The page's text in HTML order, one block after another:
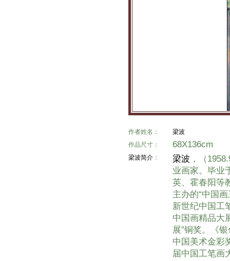
作者姓名：
梁波
作品尺寸：
68X136cm
梁波简介 ： 梁波 ，（
业画家。毕业
英、霍春阳等
主办的“中国
新世纪中国工
中国画精品大
展”铜奖。《
中国美术金彩
届中国工笔画